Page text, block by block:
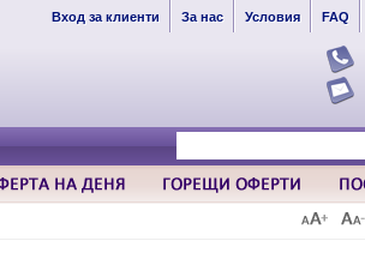
Вход за клиенти За нас Условия FAQ